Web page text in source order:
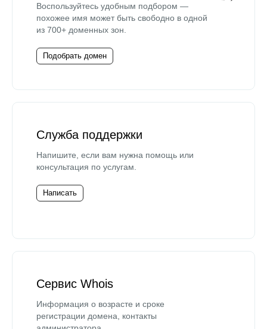
Воспользуйтесь удобным подбором —
похожее имя может быть свободно в одной
из 700+ доменных зон.
Подобрать домен
Служба поддержки
Напишите, если вам нужна помощь или
консультация по услугам.
Написать
Сервис Whois
Информация о возрасте и сроке
регистрации домена, контакты